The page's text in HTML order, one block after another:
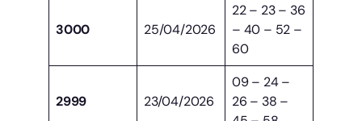
3000 25/04/2026
22 – 23 – 36
– 40 – 52 –
60
2999 23/04/2026
09 – 24 –
26 – 38 –